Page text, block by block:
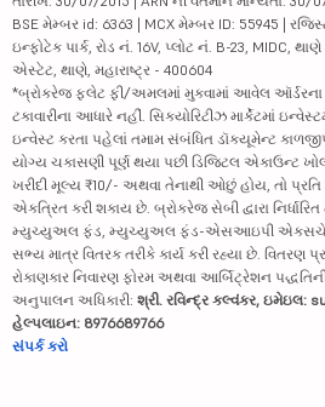
BSE મેમ્બર id: 6363 | MCX મેમ્બર ID: 55945 |
ઇન્ફોટેક પાર્ક, રોડ નં. 16V, પ્લોટ નં. B-23, MIDC,
એસ્ટેટ, થાણે, મહારાષ્ટ્ર - 400604
*બ્રોકરેજ ફ્લેટ ફી/અમલમાં મુકવામાં આવેલ
ટકાવારીના આધારે નહીં. સિક્યોરિટીઝ માર્કેટમાં
ઇન્વેસ્ટ કરતા પહેલાં તમામ સંબંધિત ડૉક્યૂમેન્ટ
યોગ્ય ચકાસણી પૂર્ણ થયા પછી ડિજિટલ એકાઉન્ટ
ખરીદી મૂલ્ય ₹10/- અથવા તેનાથી ઓછું હોય, તો
એકત્રિત કરી શકાય છે. બ્રોકરેજ સેબી દ્વારા નિર્ધારિત
મ્યુચ્યુઅલ ફંડ, મ્યુચ્યુઅલ ફંડ-એસઆઇપી
સભ્ય માત્ર વિતરક તરીકે કાર્ય કરી રહ્યા છે. વિતરણ
રોકાણકાર નિવારણ ફોરમ અથવા આર્બિટ્રેશન
અનુપાલન અધિકારી: શ્રી. રવિન્દ્ર કલ્વંકર, ઇમેઇલ:
હેલ્પલાઇન: 8976689766
સંપર્ક કરો